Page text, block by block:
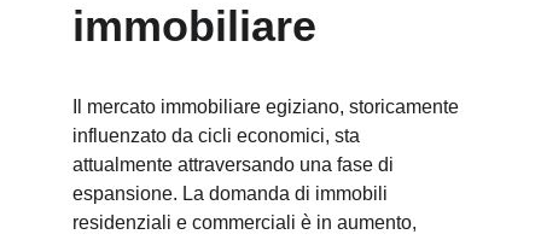
immobiliare
Il mercato immobiliare egiziano, storicamente
influenzato da cicli economici, sta
attualmente attraversando una fase di
espansione. La domanda di immobili
residenziali e commerciali è in aumento,